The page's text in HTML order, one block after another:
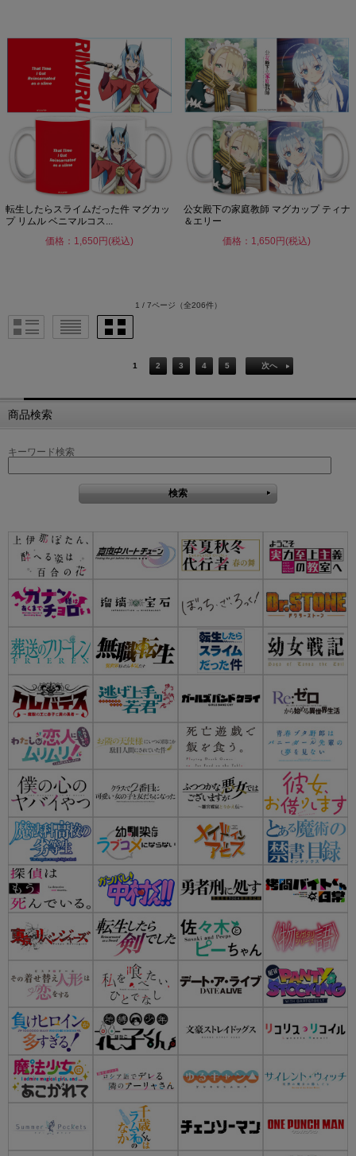
転生したらスライムだった件 マグカッ
プ リムル ベニマルコス...
価格：1,650円(税込)
公女殿下の家庭教師 マグカップ ティナ
＆エリー
価格：1,650円(税込)
1 / 7ページ （全206件）
1 2 3 4 5 次へ
商品検索
キーワード検索